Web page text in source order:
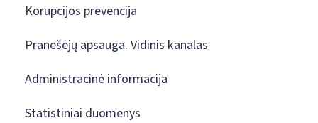
Korupcijos prevencija
Pranešėjų apsauga. Vidinis kanalas
Administracinė informacija
Statistiniai duomenys